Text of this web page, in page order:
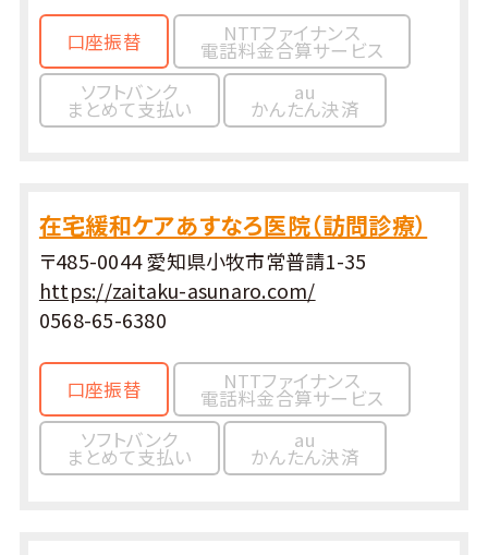
口座振替 NTTファイナンス
電話料金合算サービス
ソフトバンク
まとめて支払い
au
かんたん決済
在宅緩和ケアあすなろ医院（訪問診療）
〒485-0044 愛知県小牧市常普請1-35
https://zaitaku-asunaro.com/
0568-65-6380
口座振替 NTTファイナンス
電話料金合算サービス
ソフトバンク
まとめて支払い
au
かんたん決済